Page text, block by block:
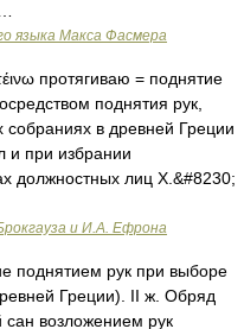
языка Макса Фасмера
протягиваю = поднятие
поднятия рук,
собраниях в древней Греции
и при избрании
должностных лиц X.&#8230;
и И.А. Ефрона
поднятием рук при выборе
Греции). II ж. Обряд
сан возложением рук